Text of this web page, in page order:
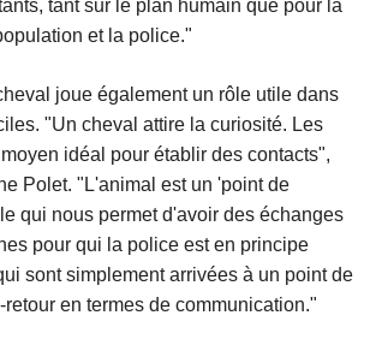
tant sur le plan humain que pour la
et la police."
joue également un rôle utile dans
"Un cheval attire la curiosité. Les
idéal pour établir des contacts",
Polet. "L'animal est un 'point de
qui nous permet d'avoir des échanges
pour qui la police est en principe
sont simplement arrivées à un point de
retour en termes de communication."